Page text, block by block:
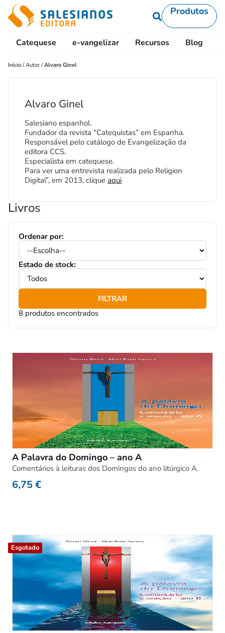
Produtos
Catequese e-vangelizar Recursos Blog
Início /Autor /Alvaro Ginel
Alvaro Ginel
Salesiano espanhol.
Fundador da revista “Catequistas” em Espanha.
Responsável pelo catálogo de Evangelização da
editora CCS.
Especialista em catequese.
Para ver uma entrevista realizada pelo Religion
Digital”, em 2013, clique aqui
Livros
Ordenar por:
Estado de stock:
FILTRAR
8 produtos encontrados
A Palavra do Domingo – ano A
Comentários à leituras dos Domingos do ano litúrgico A.
6,75€
Esgotado